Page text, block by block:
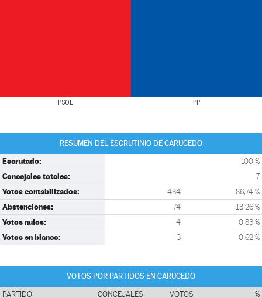
PSOE PP
RESUMEN DEL ESCRUTINIO DE CARUCEDO
Escrutado: 100 %
Concejales totales: 7
Votos contabilizados: 484 86,74 %
Abstenciones: 74 13,26 %
Votos nulos: 4 0,83 %
Votos en blanco: 3 0,62 %
VOTOS POR PARTIDOS EN CARUCEDO
PARTIDO CONCEJALES VOTOS %